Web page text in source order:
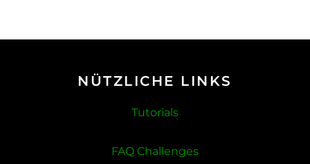
NÜTZLICHE LINKS
Tutorials
FAQ Challenges